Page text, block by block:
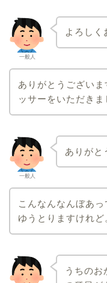
一般人
よろしく
ありがとうござい
ッサーをいただき
一般人
ありがと
こんなんなんぼあっ
ゆうとりますけれど
うちのお